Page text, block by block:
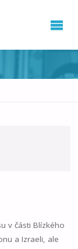
v části Blízkého
a Izraeli, ale